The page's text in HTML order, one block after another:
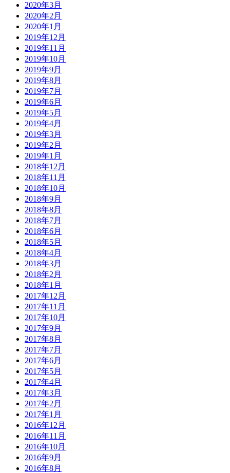
2020年3月
2020年2月
2020年1月
2019年12月
2019年11月
2019年10月
2019年9月
2019年8月
2019年7月
2019年6月
2019年5月
2019年4月
2019年3月
2019年2月
2019年1月
2018年12月
2018年11月
2018年10月
2018年9月
2018年8月
2018年7月
2018年6月
2018年5月
2018年4月
2018年3月
2018年2月
2018年1月
2017年12月
2017年11月
2017年10月
2017年9月
2017年8月
2017年7月
2017年6月
2017年5月
2017年4月
2017年3月
2017年2月
2017年1月
2016年12月
2016年11月
2016年10月
2016年9月
2016年8月